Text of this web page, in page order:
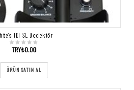
TDI SL Dedektör
TRY₺0.00
ÜRÜN SATIN AL